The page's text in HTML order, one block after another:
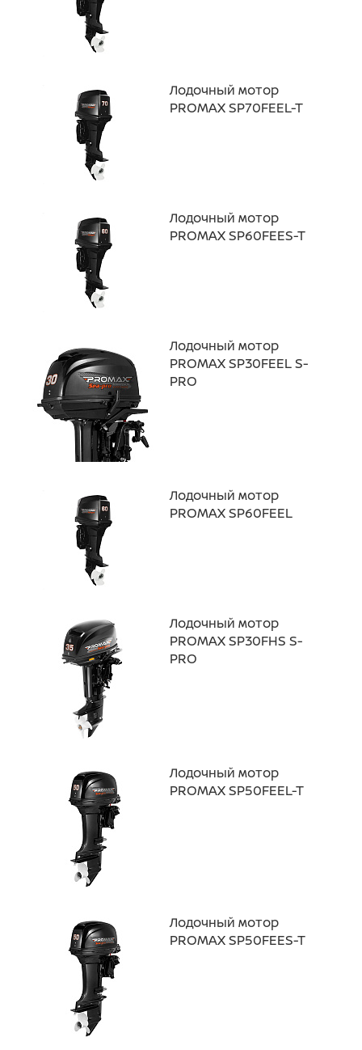
Лодочный мотор
PROMAX SP70FEEL-T
Лодочный мотор
PROMAX SP60FEES-T
Лодочный мотор
PROMAX SP30FEEL S-
PRO
Лодочный мотор
PROMAX SP60FEEL
Лодочный мотор
PROMAX SP30FHS S-
PRO
Лодочный мотор
PROMAX SP50FEEL-T
Лодочный мотор
PROMAX SP50FEES-T